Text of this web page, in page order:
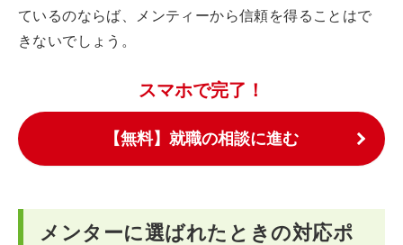
ているのならば、メンティーから信頼を得ることはで
きないでしょう。
スマホで完了！
【無料】就職の相談に進む
メンターに選ばれたときの対応ポ